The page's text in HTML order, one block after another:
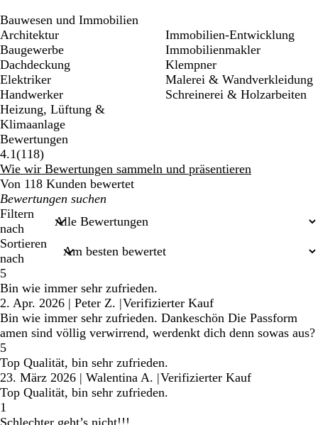
Bauwesen und Immobilien
Architektur
Baugewerbe
Dachdeckung
Elektriker
Handwerker
Heizung, Lüftung &
Klimaanlage
Immobilien-Entwicklung
Immobilienmakler
Klempner
Malerei & Wandverkleidung
Schreinerei & Holzarbeiten
Bewertungen
4.1(118118
Bewertungen
)
Wie wir Bewertungen sammeln und präsentieren
Von 118 Kunden bewertet
Meine
Sucheingaben
Filtern
nach
Sortieren
nach
5
Bin wie immer sehr zufrieden.
2. Apr. 2026 | Peter Z. |Verifizierter Kauf
Bin wie immer sehr zufrieden. Dankeschön Die Passform
amen sind völlig verwirrend, werdenkt dich denn sowas aus?
5
Top Qualität, bin sehr zufrieden.
23. März 2026 | Walentina A. |Verifizierter Kauf
Top Qualität, bin sehr zufrieden.
1
Schlechter geht’s nicht!!!